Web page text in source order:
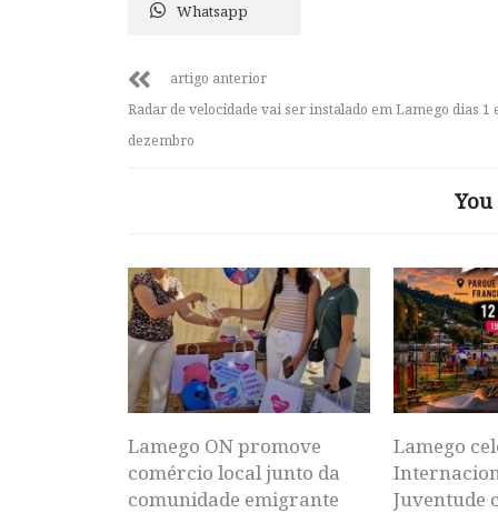
Whatsapp
artigo anterior
Radar de velocidade vai ser instalado em Lamego dias 1
dezembro
Lamego ON promove
comércio local junto da
comunidade emigrante
Lamego
Juventude